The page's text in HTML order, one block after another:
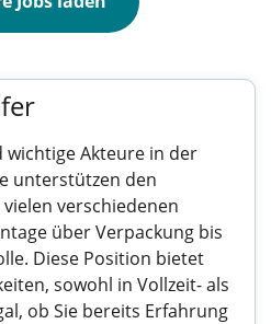
Akteure in der
unterstützen den
verschiedenen
über Verpackung bis
Diese Position bietet
sowohl in Vollzeit- als
ob Sie bereits Erfahrung